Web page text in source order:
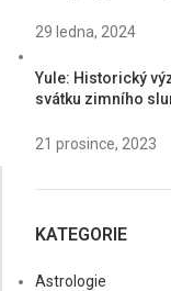
29 ledna, 2024
Yule: Historický
svátku zimního
21 prosince, 2023
KATEGORIE
Astrologie